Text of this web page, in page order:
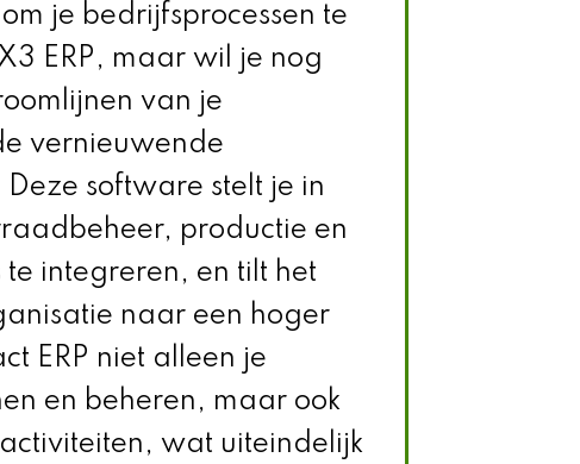
je bedrijfsprocessen te
ERP, maar wil je nog
van je
vernieuwende
Deze software stelt je in
productie en
integreren, en tilt het
naar een hoger
ERP niet alleen je
en beheren, maar ook
wat uiteindelijk